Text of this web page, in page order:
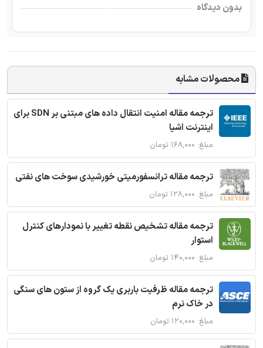
بدون دیدگاه
محصولات مشابه
ترجمه مقاله امنیت انتقال داده های مبتنی بر SDN برای
اینترنت اشیا
مبلغ: ۱۶۸,۰۰۰ تومان
ترجمه مقاله ترانسفورمیتی خورشیدی سوخت های نفتی
مبلغ: ۱۲۸,۰۰۰ تومان
ترجمه مقاله تشخیص نقطه تغییر با نمودارهای کنترل
استوار
مبلغ: ۱۴۰,۰۰۰ تومان
ترجمه مقاله ظرفیت باربری یک گروه از ستون های سنگی
در خاک نرم
مبلغ: ۱۲۰,۰۰۰ تومان